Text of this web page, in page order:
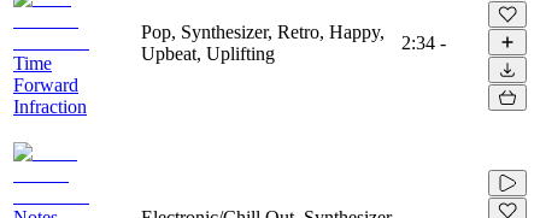
Time
Forward
Infraction
Pop, Synthesizer, Retro, Happy,
Upbeat, Uplifting
2:34 -